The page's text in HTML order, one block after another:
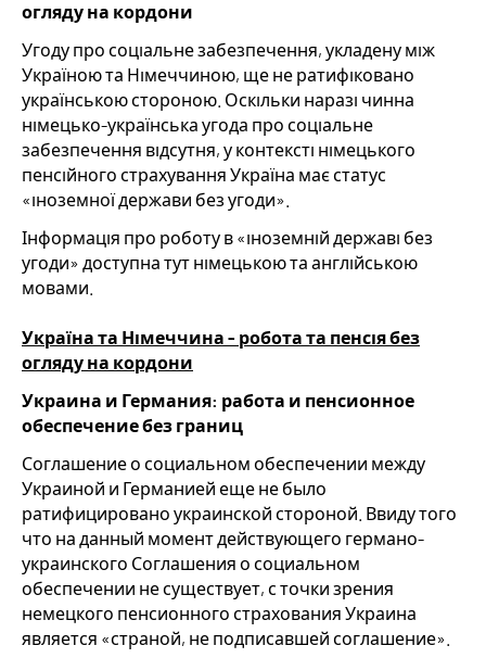
огляду на кордони
Угоду про соціальне забезпечення, укладену між
Україною та Німеччиною, ще не ратифіковано
українською стороною. Оскільки наразі чинна
німецько-українська угода про соціальне
забезпечення відсутня, у контексті німецького
пенсійного страхування Україна має статус
«іноземної держави без угоди».
Інформація про роботу в «іноземній державі без
угоди» доступна тут німецькою та англійською
мовами.
Україна та Німеччина - робота та пенсія без
огляду на кордони
Украина и Германия: работа и пенсионное
обеспечение без границ
Соглашение о социальном обеспечении между
Украиной и Германией еще не было
ратифицировано украинской стороной. Ввиду того
что на данный момент действующего германо-
украинского Соглашения о социальном
обеспечении не существует, с точки зрения
немецкого пенсионного страхования Украина
является «страной, не подписавшей соглашение».